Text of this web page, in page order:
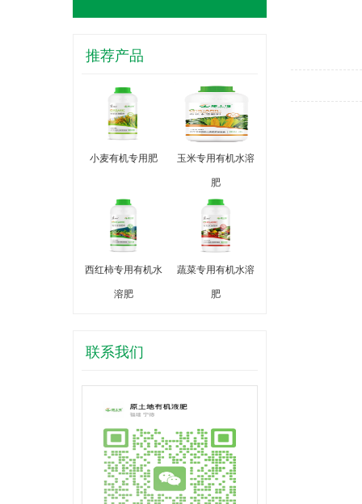
推荐产品
小麦有机专用肥
玉米专用有机水溶
肥
西红柿专用有机水
溶肥
蔬菜专用有机水溶
肥
联系我们